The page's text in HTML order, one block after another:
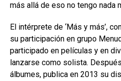
más allá de eso no tengo nada
El intérprete de ‘Más y más’,
su participación en grupo
participado en películas y en
lanzarse como solista.
álbumes, publica en 2013 su